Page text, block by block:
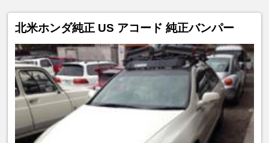
北米ホンダ純正 US アコード 純正バンパー